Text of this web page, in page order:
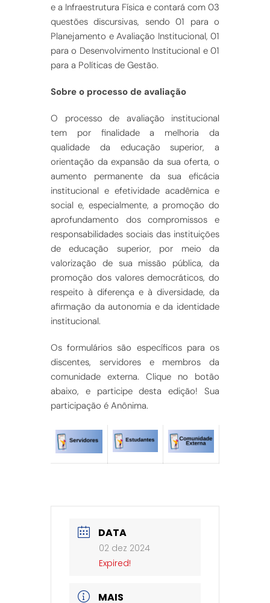
e a Infraestrutura Física e contará com 03
questões discursivas, sendo 01 para o
Planejamento e Avaliação Institucional, 01
para o Desenvolvimento Institucional e 01
para a Políticas de Gestão.
Sobre o processo de avaliação
O processo de avaliação institucional
tem por finalidade a melhoria da
qualidade da educação superior, a
orientação da expansão da sua oferta, o
aumento permanente da sua eficácia
institucional e efetividade acadêmica e
social e, especialmente, a promoção do
aprofundamento dos compromissos e
responsabilidades sociais das instituições
de educação superior, por meio da
valorização de sua missão pública, da
promoção dos valores democráticos, do
respeito à diferença e à diversidade, da
afirmação da autonomia e da identidade
institucional.
Os formulários são específicos para os
discentes, servidores e membros da
comunidade externa. Clique no botão
abaixo, e participe desta edição! Sua
participação é Anônima.
DATA
02 dez 2024
Expired!
MAIS